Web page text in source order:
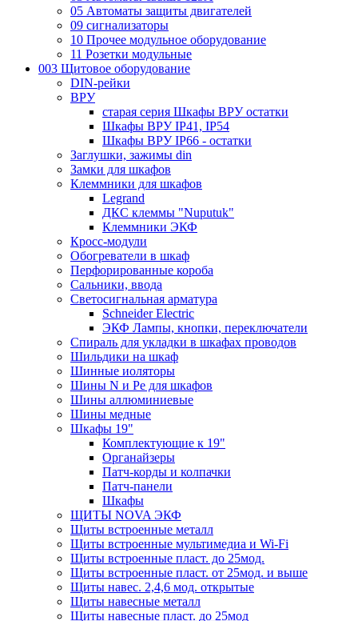
05 Автоматы защиты двигателей
09 сигнализаторы
10 Прочее модульное оборудование
11 Розетки модульные
003 Щитовое оборудование
DIN-рейки
ВРУ
старая серия Шкафы ВРУ остатки
Шкафы ВРУ IP41, IP54
Шкафы ВРУ IP66 - остатки
Заглушки, зажимы din
Замки для шкафов
Клеммники для шкафов
Legrand
ДКС клеммы "Nuputuk"
Клеммники ЭКФ
Кросс-модули
Обогреватели в шкаф
Перфорированные короба
Сальники, ввода
Светосигнальная арматура
Schneider Electric
ЭКФ Лампы, кнопки, переключатели
Спираль для укладки в шкафах проводов
Шильдики на шкаф
Шинные иоляторы
Шины N и Pe для шкафов
Шины аллюминиевые
Шины медные
Шкафы 19"
Комплектующие к 19"
Органайзеры
Патч-корды и колпачки
Патч-панели
Шкафы
ЩИТЫ NOVA ЭКФ
Щиты встроенные металл
Щиты встроенные мультимедиа и Wi-Fi
Щиты встроенные пласт. до 25мод.
Щиты встроенные пласт. от 25мод. и выше
Щиты навес. 2,4,6 мод. открытые
Щиты навесные металл
Щиты навесные пласт. до 25мод